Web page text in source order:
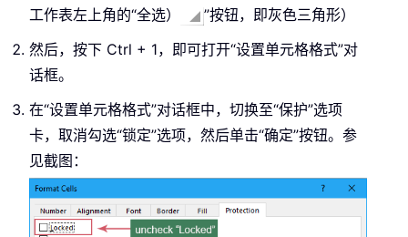
工作表左上角的“全选）
”按钮，即灰色三角形）
然后，按下 Ctrl + 1，即可打开“设置单元格格式”对
话框。
在“设置单元格格式”对话框中，切换至“保护”选项
卡，取消勾选“锁定”选项，然后单击“确定”按钮。参
见截图：